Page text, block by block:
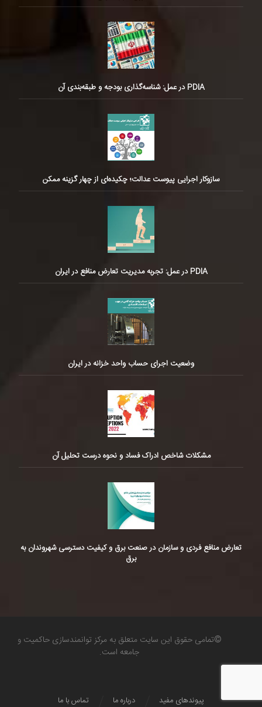
PDIA در عمل: شناسه‌گذاری بودجه و طبقه‌بندی آن
سازوکار اجرایی پیوست عدالت؛ چکیده‌ای از چهار گزینه ممکن
PDIA در عمل: تجربه مدیریت تعارض منافع در ایران
وضعیت اجرای حساب واحد خزانه در ایران
مشکلات شاخص ادراک فساد و نحوه درست تحلیل آن
تعارض منافع فردی و سازمان در صنعت برق و کیفیت دسترسی شهروندان به
برق
©تمامی حقوق این سایت متعلق به مرکز توانمندسازی حاکمیت و
جامعه است.
تماس با ما درباره ما پیوندهای مفید